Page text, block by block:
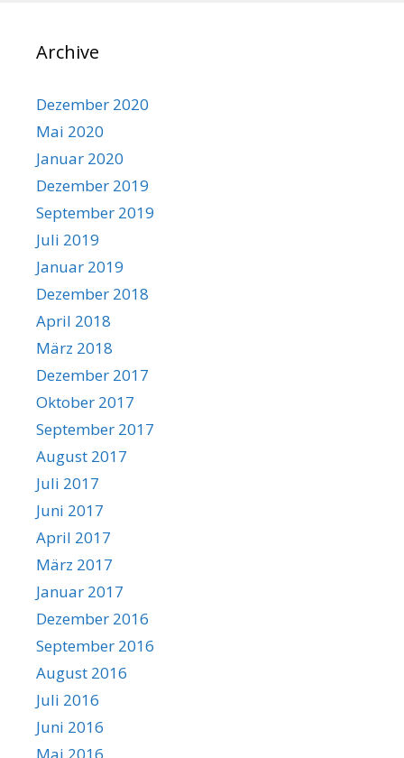
Archive
Dezember 2020
Mai 2020
Januar 2020
Dezember 2019
September 2019
Juli 2019
Januar 2019
Dezember 2018
April 2018
März 2018
Dezember 2017
Oktober 2017
September 2017
August 2017
Juli 2017
Juni 2017
April 2017
März 2017
Januar 2017
Dezember 2016
September 2016
August 2016
Juli 2016
Juni 2016
Mai 2016